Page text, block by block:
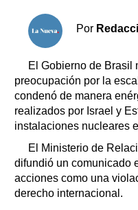
Horóscopo
Suplementos
Servicios
Por
El Gobierno de Brasil
preocupación por la
condenó de manera
realizados por Israel y
instalaciones nucleares
El Ministerio de
difundió un comunicado
acciones como una
derecho internacional.